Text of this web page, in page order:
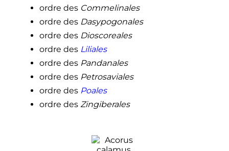
ordre des Commelinales
ordre des Dasypogonales
ordre des Dioscoreales
ordre des Liliales
ordre des Pandanales
ordre des Petrosaviales
ordre des Poales
ordre des Zingiberales